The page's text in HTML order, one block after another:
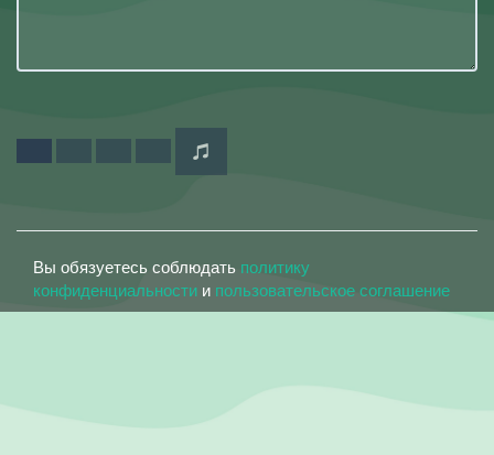
Вы обязуетесь соблюдать политику
конфиденциальности и пользовательское соглашение